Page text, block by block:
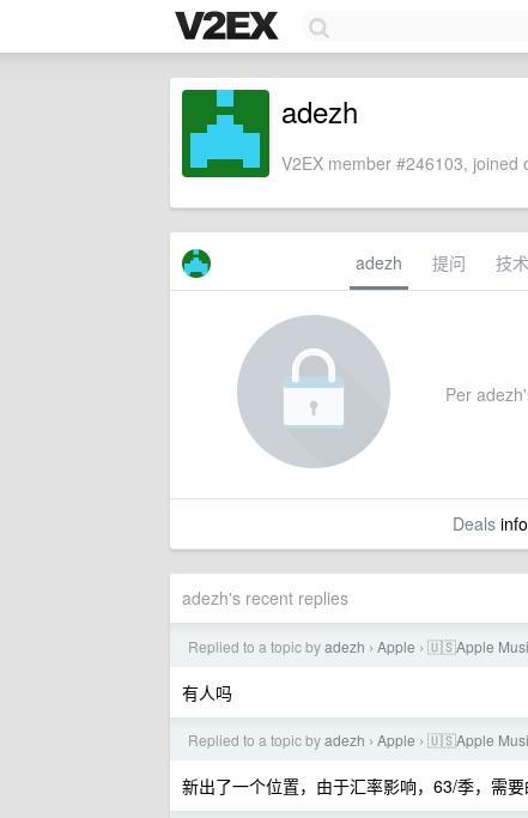
adezh
V2EX member #246103,
adezh 提问 技
Per
Deals
adezh's recent replies
Replied to a topic byadezh › Apple › 🇺🇸Apple
有人吗
Replied to a topic byadezh › Apple › 🇺🇸Apple
新出了一个位置，由于汇率影响，63/季，需要